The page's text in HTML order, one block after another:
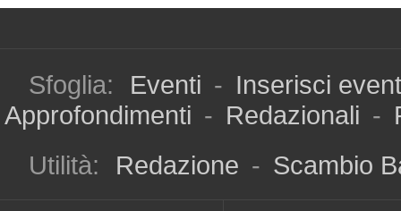
Sfoglia: Eventi - Inserisci
Approfondimenti - Redazionali -
Utilità:
Redazione - Scambio